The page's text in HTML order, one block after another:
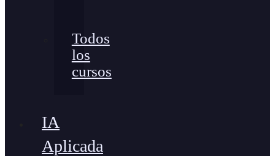
Todos
los
cursos
IA
Aplicada